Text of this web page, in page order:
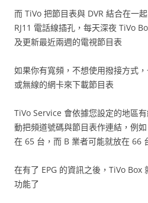
而 TiVo 把節目表與 DVR 結合在一
RJ11 電話線插孔，每天深夜 TiVo
及更新最近兩週的電視節目表
如果你有寬頻，不想使用撥接方式
或無線的網卡來下載節目表
TiVo Service 會依據您設定的地區
動把頻道號碼與節目表作連結，例
在 65 台，而 B 業者可能就放在 66
在有了 EPG 的資訊之後，TiVo Box
功能了